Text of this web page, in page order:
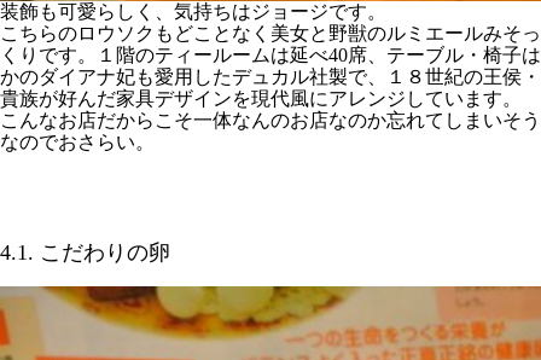
装飾も可愛らしく、気持ちはジョージです。
こちらのロウソクもどことなく美女と野獣のルミエールみそっ
くりです。１階のティールームは延べ40席、テーブル・椅子は
かのダイアナ妃も愛用したデュカル社製で、１８世紀の王侯・
貴族が好んだ家具デザインを現代風にアレンジしています。
こんなお店だからこそ一体なんのお店なのか忘れてしまいそう
なのでおさらい。
4.1. こだわりの卵